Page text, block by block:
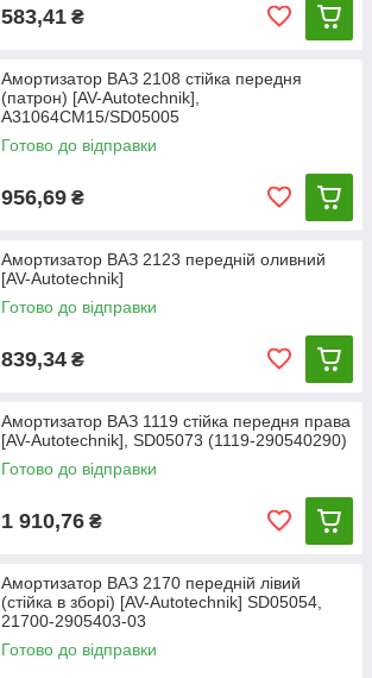
583,41 ₴
Амортизатор ВАЗ 2108 стійка передня
(патрон) [AV-Autotechnik],
A31064CM15/SD05005
Готово до відправки
956,69 ₴
Амортизатор ВАЗ 2123 передній оливний
[AV-Autotechnik]
Готово до відправки
839,34 ₴
Амортизатор ВАЗ 1119 стійка передня права
[AV-Autotechnik], SD05073 (1119-290540290)
Готово до відправки
1 910,76 ₴
Амортизатор ВАЗ 2170 передній лівий
(стійка в зборі) [AV-Autotechnik] SD05054,
21700-2905403-03
Готово до відправки